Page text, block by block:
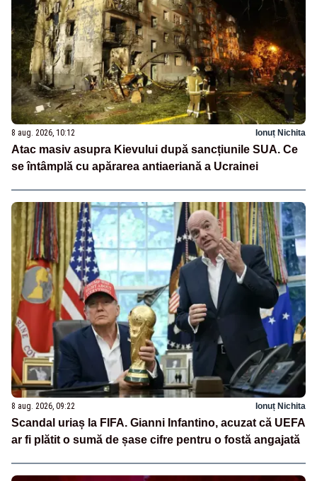
8 aug. 2026, 10:12 Ionuț Nichita
Atac masiv asupra Kievului după sancțiunile SUA. Ce
se întâmplă cu apărarea antiaeriană a Ucrainei
8 aug. 2026, 09:22 Ionuț Nichita
Scandal uriaș la FIFA. Gianni Infantino, acuzat că UEFA
ar fi plătit o sumă de șase cifre pentru o fostă angajată